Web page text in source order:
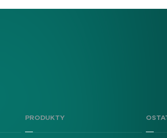
PRODUKTY